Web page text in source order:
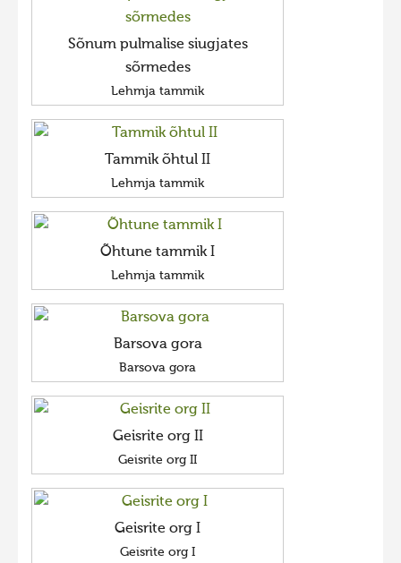
Sõnum pulmalise siugjates
sõrmedes
Lehmja tammik
Tammik õhtul II
Lehmja tammik
Õhtune tammik I
Lehmja tammik
Barsova gora
Barsova gora
Geisrite org II
Geisrite org II
Geisrite org I
Geisrite org I